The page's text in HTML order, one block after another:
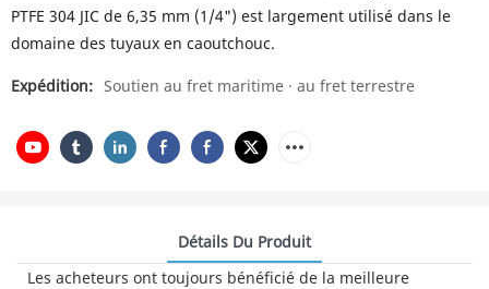
PTFE 304 JIC de 6,35 mm (1/4") est largement utilisé dans le
domaine des tuyaux en caoutchouc.
Expédition: Soutien au fret maritime · au fret terrestre
Détails Du Produit
Les acheteurs ont toujours bénéficié de la meilleure